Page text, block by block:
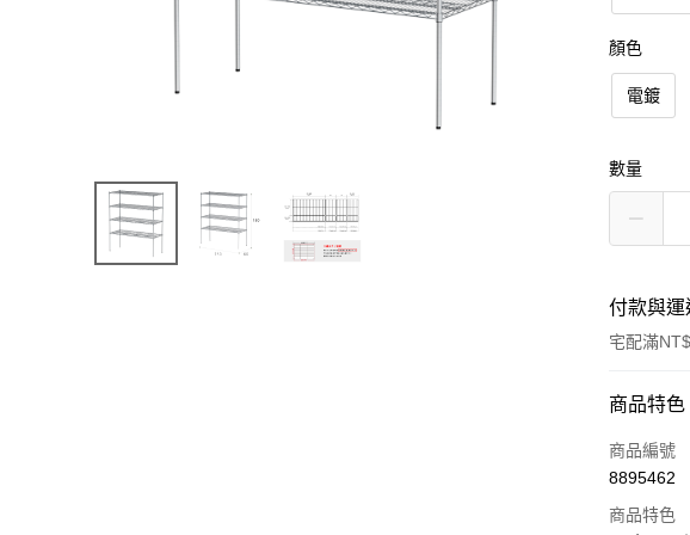
顏色
電鍍
數量
付款與
宅配滿
付款方式
信用卡一
3 期
商品特色
商品編號
8895462
商品特色